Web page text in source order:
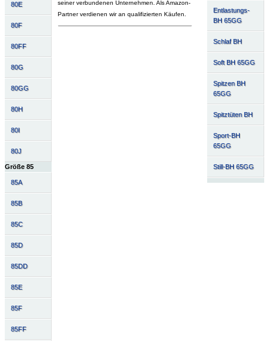
80E
80F
80FF
80G
80GG
80H
80I
80J
Größe 85
85A
85B
85C
85D
85DD
85E
85F
85FF
Entlastungs-
BH 65GG
Schlaf BH
Soft BH 65GG
Spitzen BH
65GG
Spitztüten BH
Sport-BH
65GG
Still-BH 65GG
seiner verbundenen Unternehmen. Als Amazon-
Partner verdienen wir an qualifizierten Käufen.